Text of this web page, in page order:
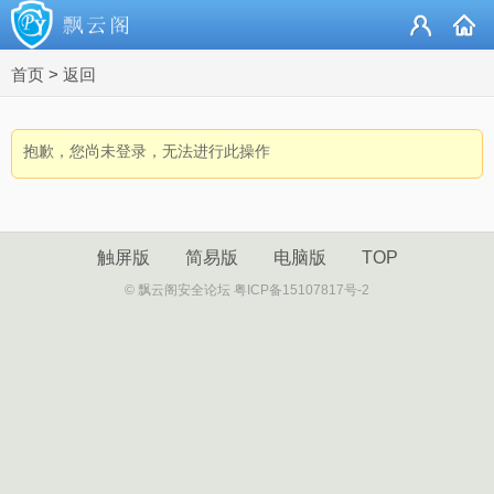
首页 > 返回
抱歉，您尚未登录，无法进行此操作
触屏版 简易版 电脑版 TOP
© 飘云阁安全论坛 粤ICP备15107817号-2